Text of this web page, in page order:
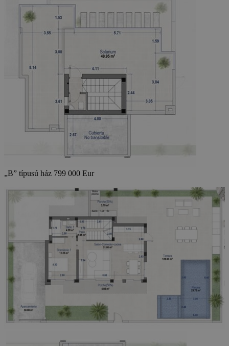
„B” típusú ház 799 000 Eur